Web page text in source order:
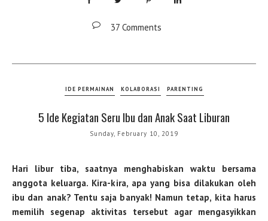
37 Comments
IDE PERMAINAN KOLABORASI PARENTING
5 Ide Kegiatan Seru Ibu dan Anak Saat Liburan
Sunday, February 10, 2019
Hari libur tiba, saatnya menghabiskan waktu bersama
anggota keluarga. Kira-kira, apa yang bisa dilakukan oleh
ibu dan anak? Tentu saja banyak! Namun tetap, kita harus
memilih segenap aktivitas tersebut agar mengasyikkan